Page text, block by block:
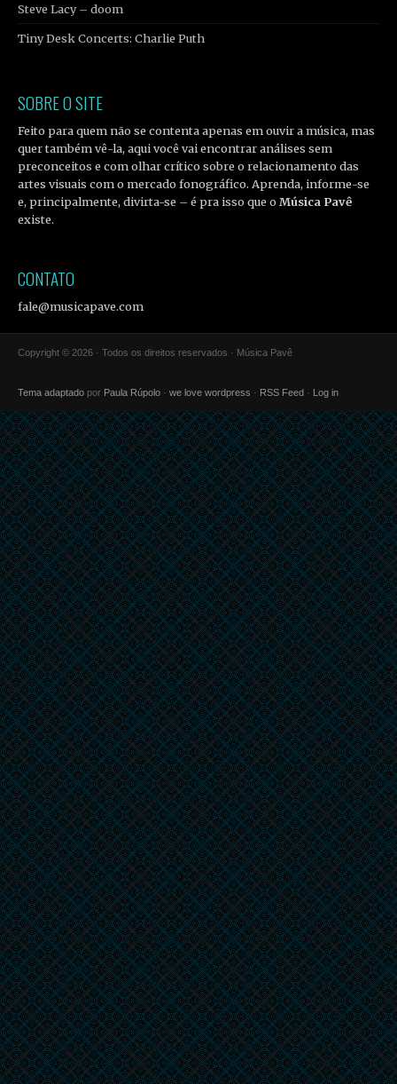
Steve Lacy – doom
Tiny Desk Concerts: Charlie Puth
SOBRE O SITE
Feito para quem não se contenta apenas em ouvir a música, mas
quer também vê-la, aqui você vai encontrar análises sem
preconceitos e com olhar crítico sobre o relacionamento das
artes visuais com o mercado fonográfico. Aprenda, informe-se
e, principalmente, divirta-se – é pra isso que oMúsica Pavê
existe.
CONTATO
fale@musicapave.com
Copyright © 2026 · Todos os direitos reservados · Música Pavê
Tema adaptado por Paula Rúpolo · we love wordpress · RSS Feed · Log in